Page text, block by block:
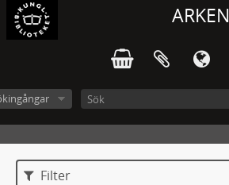
ARKEN
Filter